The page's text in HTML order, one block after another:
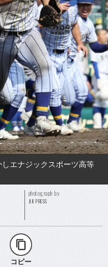
エナジックスポーツ高等
photograph by
JIJI PRESS
コピー